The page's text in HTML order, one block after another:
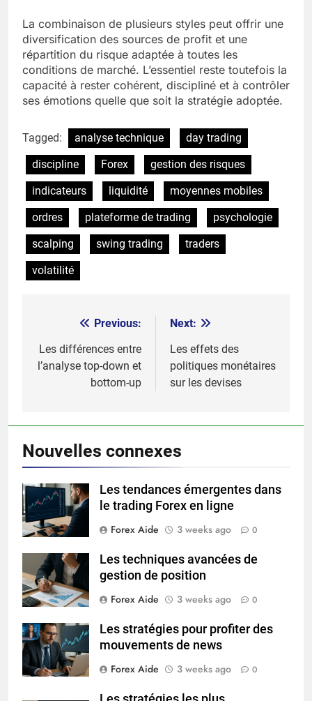
La combinaison de plusieurs styles peut offrir une
diversification des sources de profit et une
répartition du risque adaptée à toutes les
conditions de marché. L’essentiel reste toutefois la
capacité à rester cohérent, discipliné et à contrôler
ses émotions quelle que soit la stratégie adoptée.
Tagged: analyse technique
day trading
discipline
Forex
gestion des risques
indicateurs
liquidité
moyennes mobiles
ordres
plateforme de trading
psychologie
scalping
swing trading
traders
volatilité
navigation
Previous:
Les différences entre
l’analyse top-down et
bottom-up
Next:
Les effets des
politiques monétaires
sur les devises
Nouvelles connexes
Les tendances émergentes dans
le trading Forex en ligne
Forex Aide
3 weeks ago 0
Les techniques avancées de
gestion de position
Forex Aide
3 weeks ago 0
Les stratégies pour profiter des
mouvements de news
Forex Aide
3 weeks ago 0